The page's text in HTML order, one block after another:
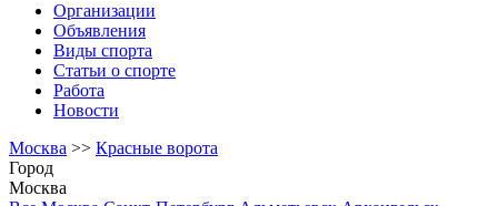
Организации
Объявления
Виды спорта
Статьи о спорте
Работа
Новости
Москва >> Красные ворота
Город
Москва